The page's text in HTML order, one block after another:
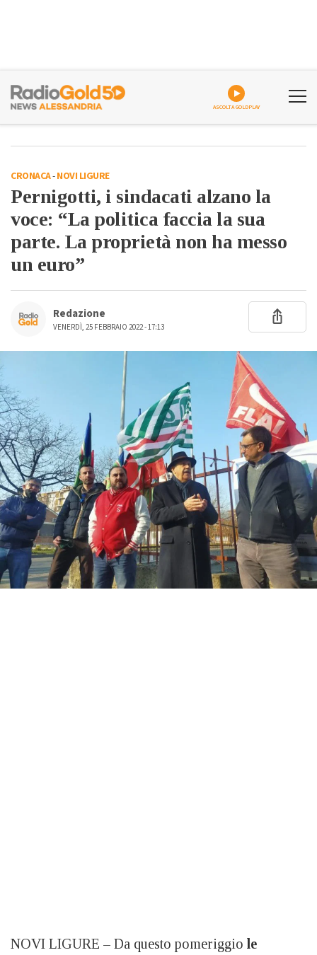
ASCOLTA GOLDPLAY
CRONACA-NOVI LIGURE
Pernigotti, i sindacati alzano la
voce: “La politica faccia la sua
parte. La proprietà non ha messo
un euro”
Redazione
VENERDÌ, 25 FEBBRAIO 2022 - 17:13
NOVI LIGURE – Da questo pomeriggio le